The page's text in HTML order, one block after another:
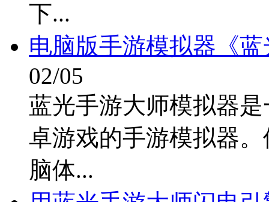
下...
电脑版手游模拟器《
02/05
蓝光手游大师模拟器
卓游戏的手游模拟器
脑体...